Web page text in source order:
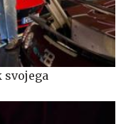
svojega